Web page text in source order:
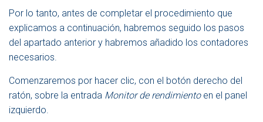
Por lo tanto, antes de completar el procedimiento que
explicamos a continuación, habremos seguido los pasos
del apartado anterior y habremos añadido los contadores
necesarios.
Comenzaremos por hacer clic, con el botón derecho del
ratón, sobre la entrada Monitor de rendimientoen el panel
izquierdo.